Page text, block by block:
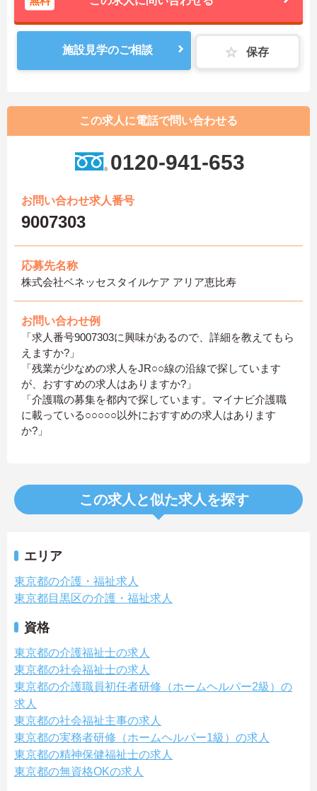
施設見学のご相談 保存
この求人に電話で問い合わせる
0120-941-653
お問い合わせ求人番号
9007303
応募先名称
株式会社ベネッセスタイルケア アリア恵比寿
お問い合わせ例
「求人番号9007303に興味があるので、詳細を教えてもら
えますか?」
「残業が少なめの求人をJR○○線の沿線で探しています
が、おすすめの求人はありますか?」
「介護職の募集を都内で探しています。マイナビ介護職
に載っている○○○○○以外におすすめの求人はあります
か?」
この求人と似た求人を探す
エリア
東京都の介護・福祉求人
東京都目黒区の介護・福祉求人
資格
東京都の介護福祉士の求人
東京都の社会福祉士の求人
東京都の介護職員初任者研修（ホームヘルパー2級）の
求人
東京都の社会福祉主事の求人
東京都の実務者研修（ホームヘルパー1級）の求人
東京都の精神保健福祉士の求人
東京都の無資格OKの求人